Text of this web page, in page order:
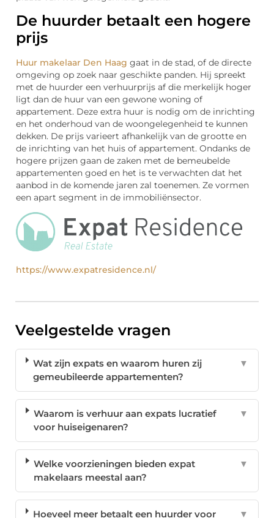
De huurder betaalt een hogere
prijs
Huur makelaar Den Haag gaat in de stad, of de directe
omgeving op zoek naar geschikte panden. Hij spreekt
met de huurder een verhuurprijs af die merkelijk hoger
ligt dan de huur van een gewone woning of
appartement. Deze extra huur is nodig om de inrichting
en het onderhoud van de woongelegenheid te kunnen
dekken. De prijs varieert afhankelijk van de grootte en
de inrichting van het huis of appartement. Ondanks de
hogere prijzen gaan de zaken met de bemeubelde
appartementen goed en het is te verwachten dat het
aanbod in de komende jaren zal toenemen. Ze vormen
een apart segment in de immobiliënsector.
https://www.expatresidence.nl/
Veelgestelde vragen
Wat zijn expats en waarom huren zij
gemeubileerde appartementen?
▼
Waarom is verhuur aan expats lucratief
voor huiseigenaren?
▼
Welke voorzieningen bieden expat
makelaars meestal aan?
▼
Hoeveel meer betaalt een huurder voor
▼